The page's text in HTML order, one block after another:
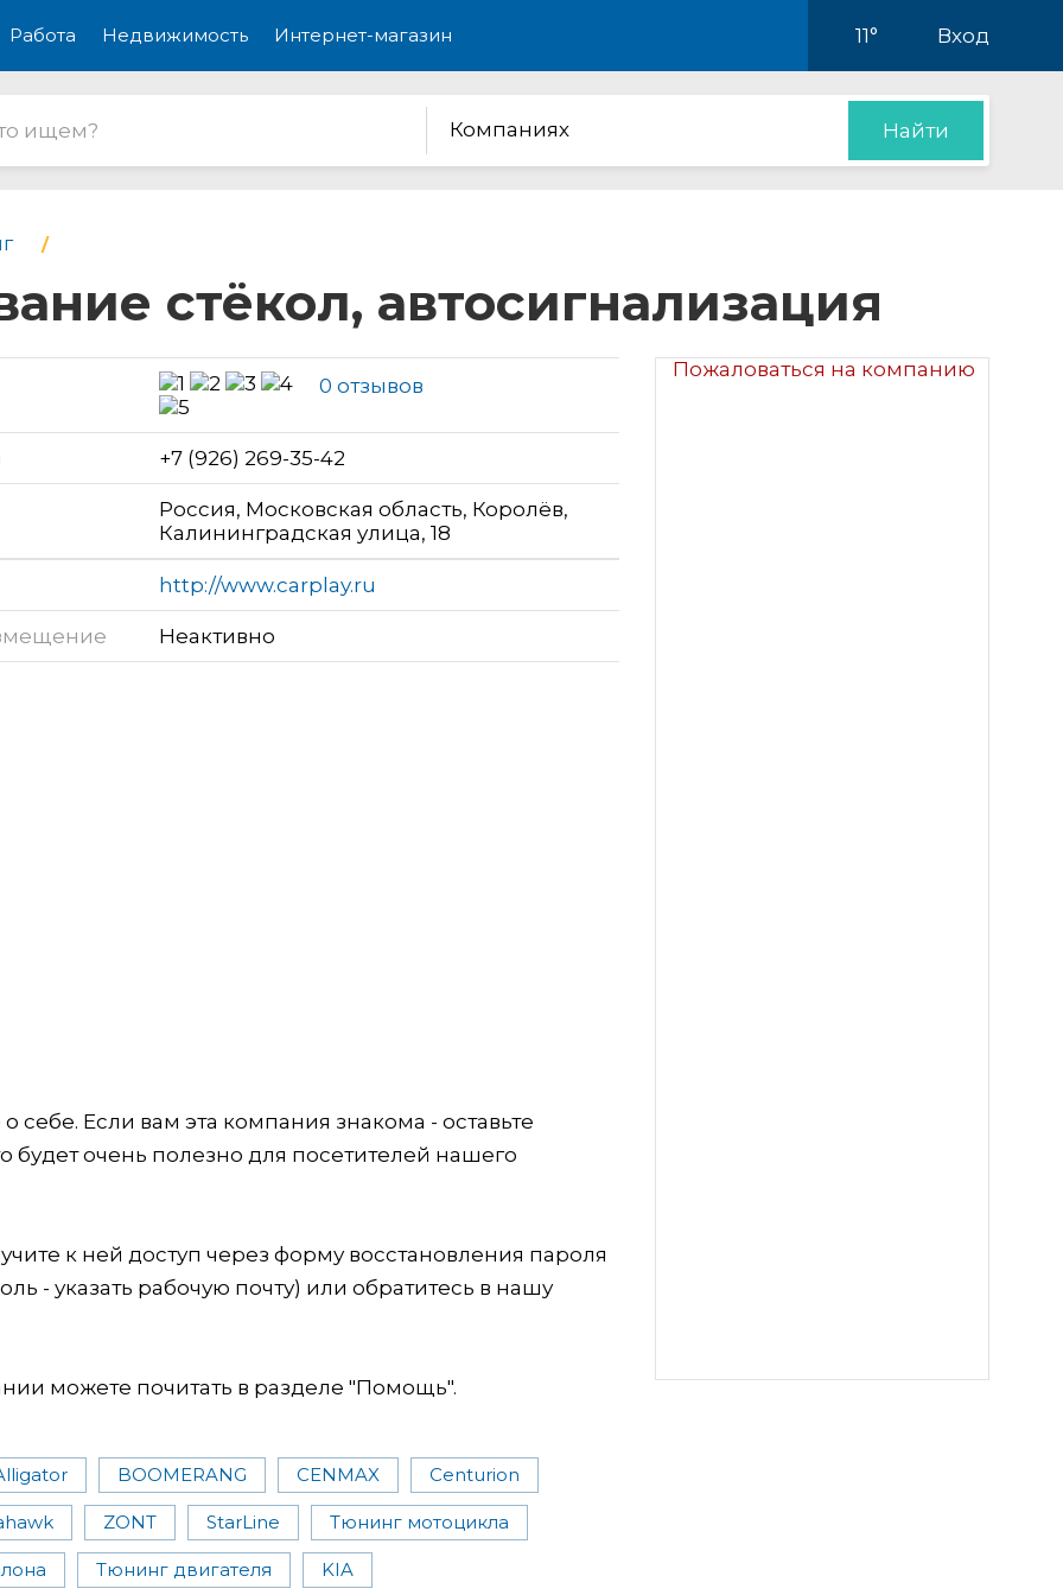
Работа Недвижимость Интернет-магазин 11° Вход
Компаниях Найти
стёкол, автосигнализация
Пожаловаться на компанию
0 отзывов
+7 (926) 269-35-42
Россия, Московская область, Королёв,
Калининградская улица, 18
http://www.carplay.ru
Неактивно
Если вам эта компания знакома - оставьте
будет очень полезно для посетителей нашего
к ней доступ через форму восстановления пароля
- указать рабочую почту) или обратитесь в нашу
можете почитать в разделе "Помощь".
BOOMERANG CENMAX Centurion
ZONT StarLine Тюнинг мотоцикла
Тюнинг двигателя KIA